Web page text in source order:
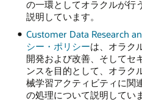
の一環としてオラクルが行
説明しています。
Customer Data Research
シー・ポリシーは、オラク
開発および改善、そしてセ
ンスを目的として、オラク
械学習アクティビティに関
の処理について説明してい